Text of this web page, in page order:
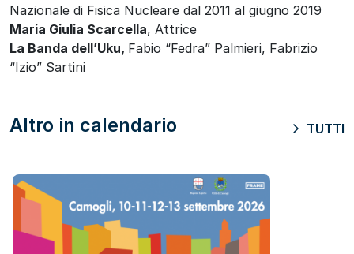
Nazionale di Fisica Nucleare dal 2011 al giugno 2019
Maria Giulia Scarcella, Attrice
La Banda dell’Uku, Fabio “Fedra” Palmieri, Fabrizio
“Izio” Sartini
Altro in calendario TUTTI